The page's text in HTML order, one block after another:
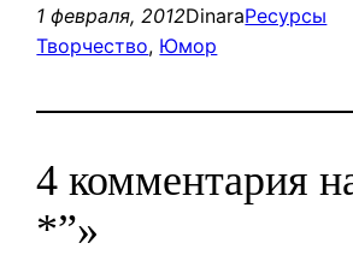
1 февраля, 2012DinaraРесурсы
Творчество, Юмор
4 комментария
*”»